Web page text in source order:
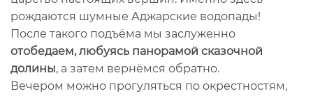
рождаются шумные Аджарские водопады!
После такого подъёма мы заслуженно
отобедаем, любуясь панорамой сказочной
долины, а затем вернёмся обратно.
Вечером можно прогуляться по окрестностям,